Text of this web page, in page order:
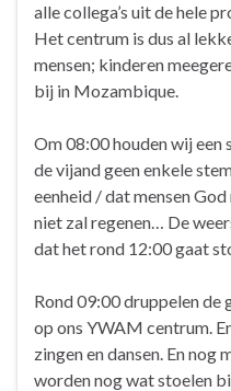
alle collega’s uit de hele
Het centrum is dus al
mensen; kinderen
bij in Mozambique.
Om 08:00 houden wij
de vijand geen enkele
eenheid / dat mensen
niet zal regenen… De
dat het rond 12:00 gaat
Rond 09:00 druppelen de
op ons YWAM centrum.
zingen en dansen. En nog
worden nog wat stoelen